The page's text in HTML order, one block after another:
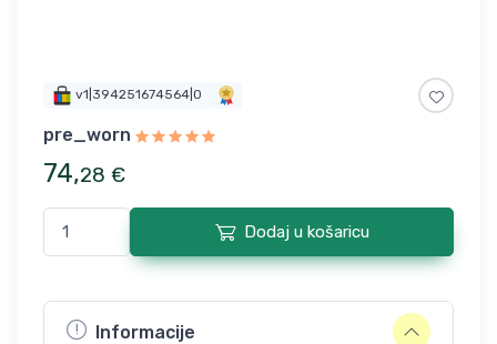
v1|394251674564|0
pre_worn
74,28 €
Dodaj u košaricu
Informacije